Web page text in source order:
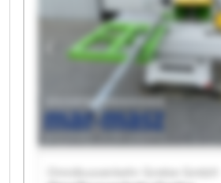
Omnibusverkehr Grebe GmbH
Grebe GmbH Omnibusverkehr
Omnibusverkehr Grebe GmbH
Grebe GmbH Omnibusverkehr
Omnibusverkehr Grebe GmbH
Grebe GmbH
Omnibusverkehr Grebe GmbH